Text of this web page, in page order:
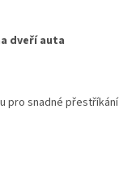
dveří auta
pro snadné přestříkání